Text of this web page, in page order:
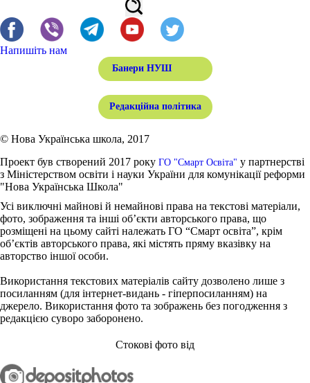
Напишіть нам
Банери НУШ
Редакційна політика
© Нова Українська школа, 2017
Проект був створений 2017 року ГО "Смарт Освіта" у партнерстві
з Міністерством освіти і науки України для комунікації реформи
"Нова Українська Школа"
Усі виключні майнові й немайнові права на текстові матеріали,
фото, зображення та інші об’єкти авторського права, що
розміщені на цьому сайті належать ГО “Смарт освіта”, крім
об’єктів авторського права, які містять пряму вказівку на
авторство іншої особи.
Використання текстових матеріалів сайту дозволено лише з
посиланням (для інтернет-видань - гіперпосиланням) на
джерело. Використання фото та зображень без погодження з
редакцією суворо заборонено.
Стокові фото від